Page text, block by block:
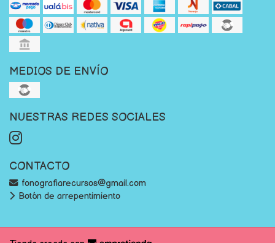
MEDIOS DE ENVÍO
NUESTRAS REDES SOCIALES
CONTACTO
fonografiarecursos@gmail.com
Botón de arrepentimiento